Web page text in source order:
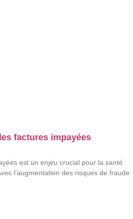
factures impayées
est un enjeu crucial pour la santé
l’augmentation des risques de fraude